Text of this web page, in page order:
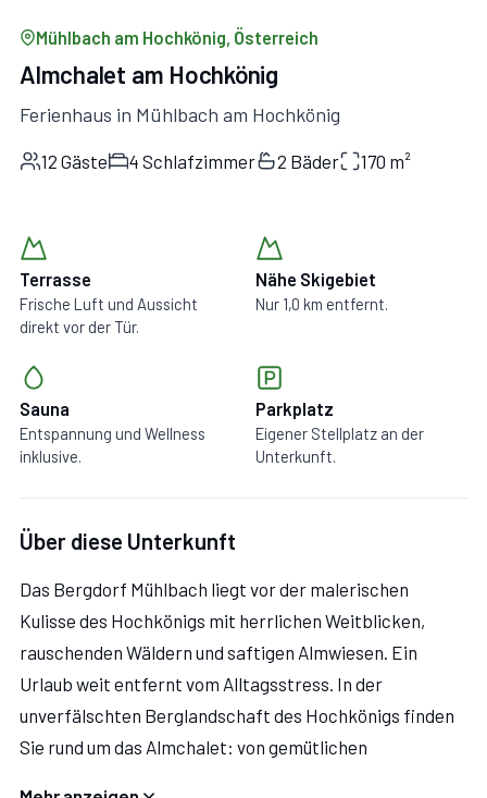
Mühlbach am Hochkönig, Österreich
Almchalet am Hochkönig
Ferienhaus in Mühlbach am Hochkönig
12 Gäste 4 Schlafzimmer 2 Bäder 170 m²
Terrasse
Frische Luft und Aussicht
direkt vor der Tür.
Nähe Skigebiet
Nur 1,0 km entfernt.
Sauna
Entspannung und Wellness
inklusive.
Parkplatz
Eigener Stellplatz an der
Unterkunft.
Über diese Unterkunft
Das Bergdorf Mühlbach liegt vor der malerischen
Kulisse des Hochkönigs mit herrlichen Weitblicken,
rauschenden Wäldern und saftigen Almwiesen. Ein
Urlaub weit entfernt vom Alltagsstress. In der
unverfälschten Berglandschaft des Hochkönigs finden
Sie rund um das Almchalet: von gemütlichen